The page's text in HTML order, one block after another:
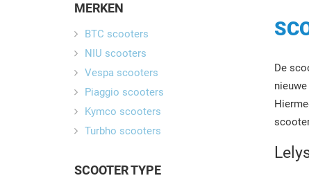
De
MERKEN
BTC scooters
NIU scooters
Vespa scooters
Piaggio scooters
Kymco scooters
Turbho scooters
SCOOTER TYPE